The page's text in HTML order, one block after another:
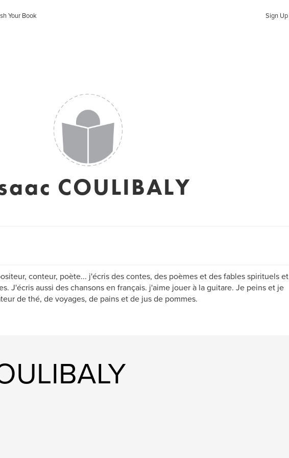
Your Book Sign Up
COULIBALY
conteur, poète... j'écris des contes, des poèmes et des fables spirituels et
J'écris aussi des chansons en français. j'aime jouer à la guitare. Je peins et je
de thé, de voyages, de pains et de jus de pommes.